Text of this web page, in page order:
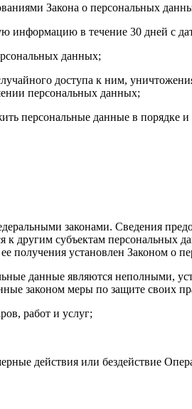
Закона о персональных
информацию в течение 30 дней с
данных;
доступа к ним,
персональных данных;
персональные данные в порядке
законами. Сведения
другим субъектам персональных
получения установлен Законом о
данные являются неполными,
законом меры по защите своих
работ и услуг;
действия или бездействие